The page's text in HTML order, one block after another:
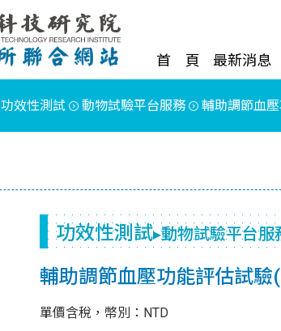
首 頁 最新消息
功效性測試 動物試驗平台服務 輔助調節血
功效性測試▸動物試驗平台服
輔助調節血壓功能評估試驗
單價含稅，幣別：NTD